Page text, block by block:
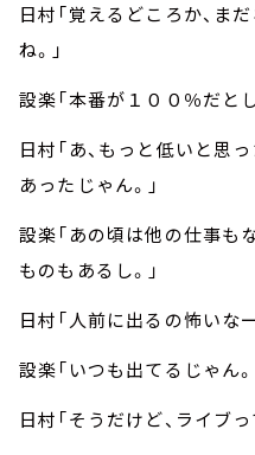
日村「覚えるどころか、ま
ね。」
設楽「本番が１００％だと
日村「あ、もっと低いと思
あったじゃん。」
設楽「あの頃は他の仕事も
ものもあるし。」
日村「人前に出るの怖いなー
設楽「いつも出てるじゃん。
日村「そうだけど、ライブっ